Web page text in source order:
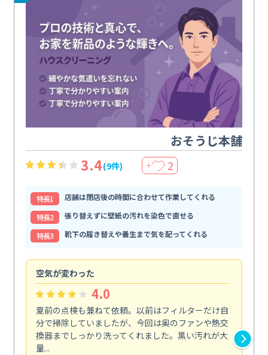
おそうじ本舗
3.4(9件) ＋ 2
特⻑1
店舗は閉店後の時間に合わせて作業してくれる
特⻑2
張り替えずに壁紙の汚れを染色で直せる
特⻑3
靴下の履き替えや養生まで気を配ってくれる
空気が変わった
4.0
夏前の点検も兼ねて依頼。以前はフィルターだけ自
分で掃除していましたが、今回は奥のファンや熱交
換器までしっかり洗ってくれました。黒い汚れが大
量...